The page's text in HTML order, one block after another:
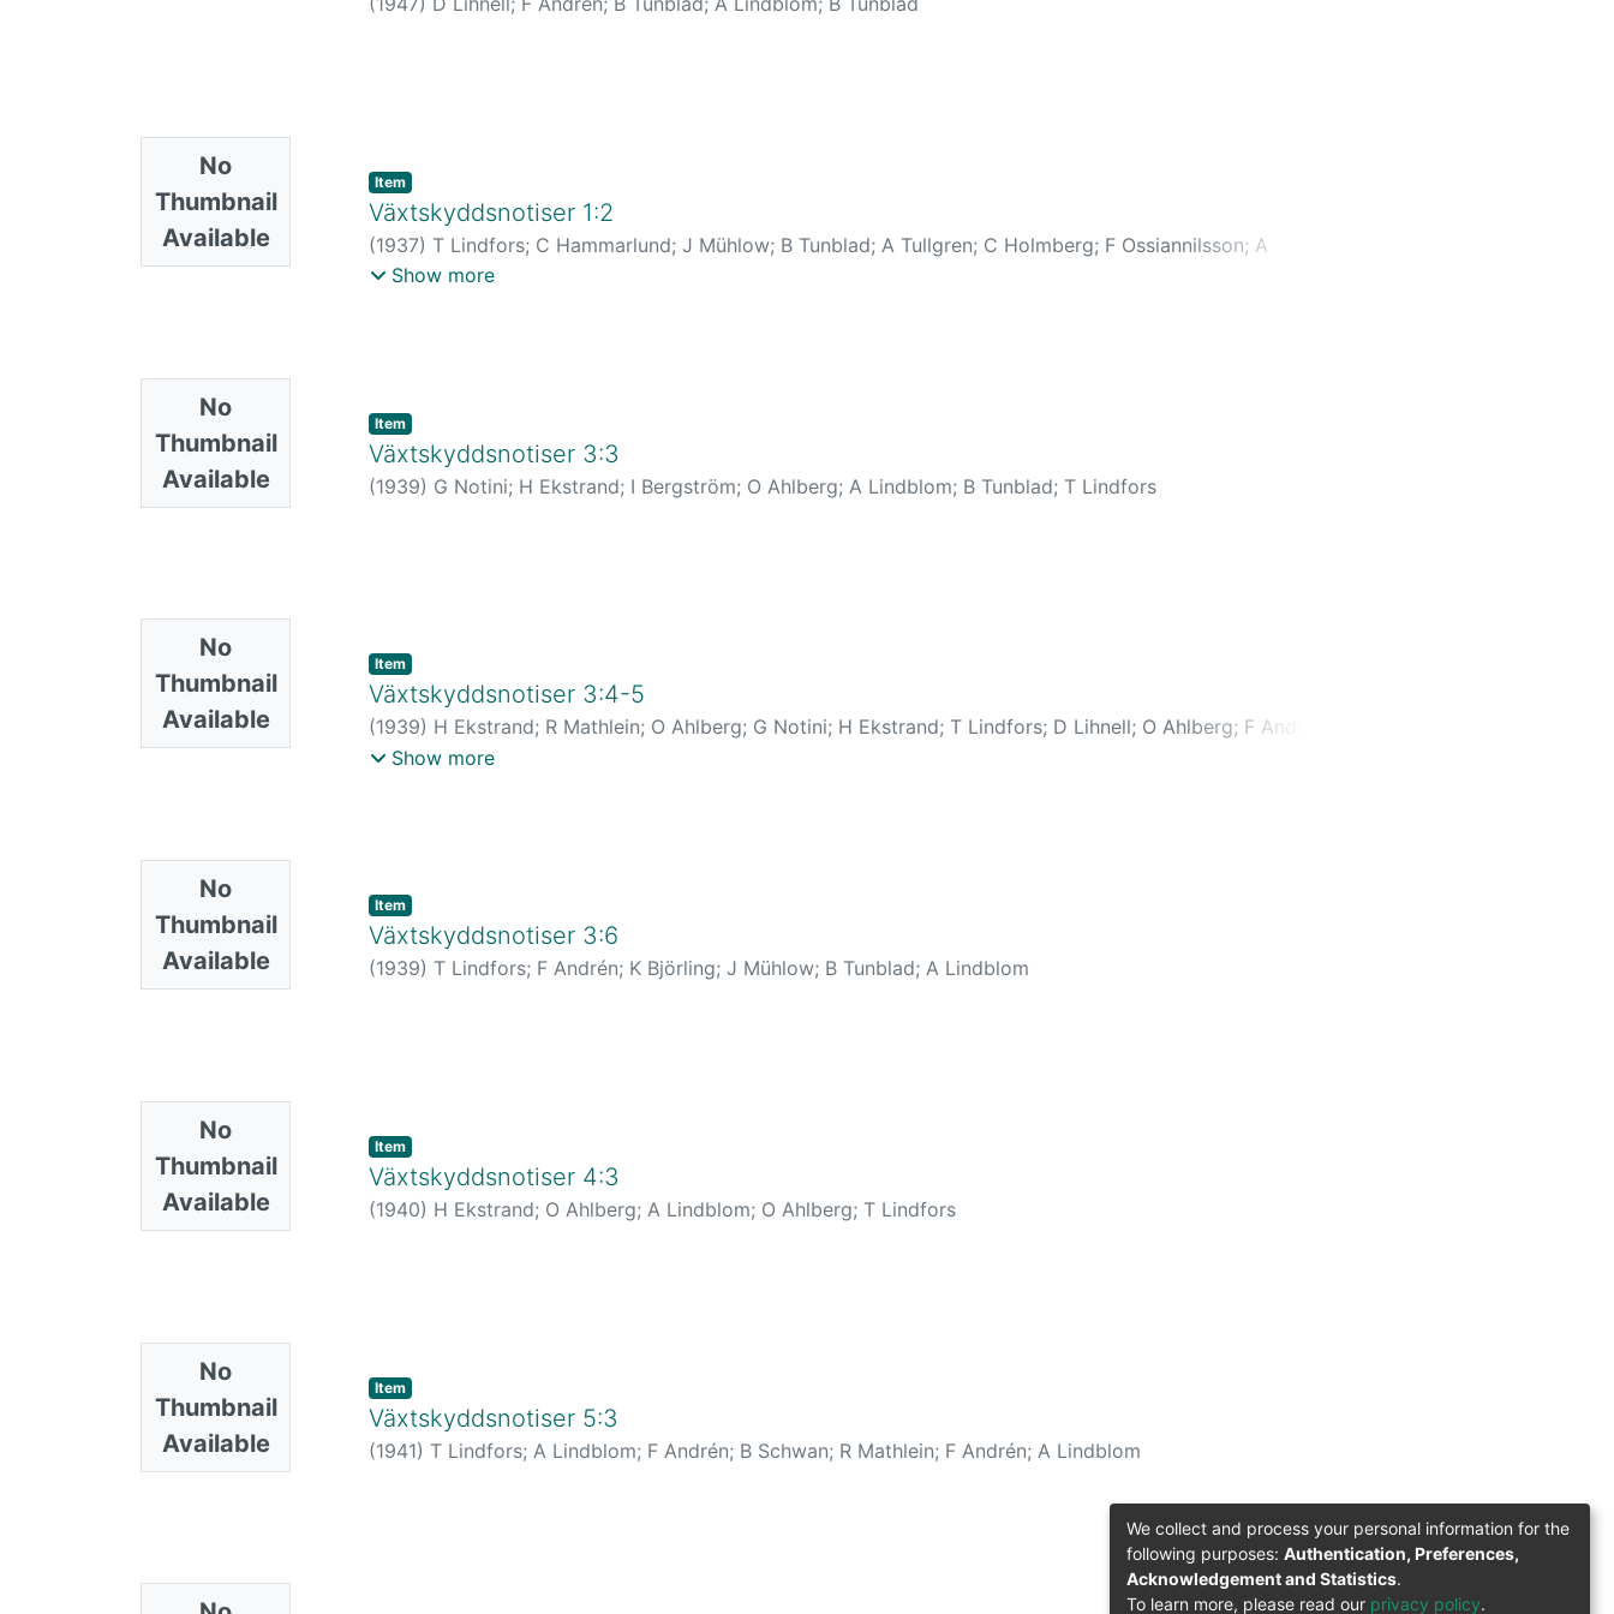
No
Thumbnail
Available
No
Thumbnail
Available
Item
Växtskyddsnotiser 1:2
(1937) T Lindfors; C Hammarlund; J Mühlow; B Tunblad; A Tullgren; C Holmberg; F Ossiannilsson; A
Lindblom;T Lindfors
Show more
No
Thumbnail
Available
Item
Växtskyddsnotiser 3:3
(1939) G Notini; H Ekstrand; I Bergström; O Ahlberg; A Lindblom; B Tunblad; T Lindfors
No
Thumbnail
Available
Item
Växtskyddsnotiser 3:4-5
(1939) H Ekstrand; R Mathlein; O Ahlberg; G Notini; H Ekstrand; T Lindfors; D Lihnell; O Ahlberg; F Andrén
Lindblom;R Mathlein
Show more
No
Thumbnail
Available
Item
Växtskyddsnotiser 3:6
(1939) T Lindfors; F Andrén; K Björling; J Mühlow; B Tunblad; A Lindblom
No
Thumbnail
Available
Item
Växtskyddsnotiser 4:3
(1940) H Ekstrand; O Ahlberg; A Lindblom; O Ahlberg; T Lindfors
Item
Växtskyddsnotiser 5:3
(1941) T Lindfors; A Lindblom; F Andrén; B Schwan; R Mathlein; F Andrén; A Lindblom
We collect and process your personal information for the
following purposes: Authentication, Preferences,
Acknowledgement and Statistics.
To learn more, please read our privacy policy.